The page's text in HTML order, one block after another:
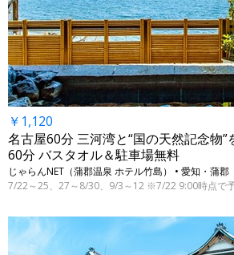
￥1,120
名古屋60分 三河湾と“国の天然記念物”
60分 バスタオル＆駐車場無料
じゃらんNET（蒲郡温泉 ホテル竹島） • 愛知・蒲郡
7/22～25、27～8/30、9/3～12 ※7/22 9:00時点で